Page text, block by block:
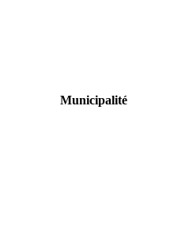
Municipalité